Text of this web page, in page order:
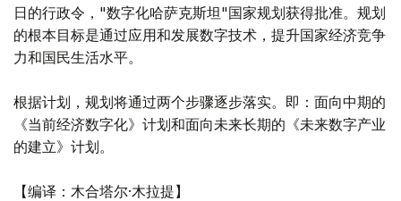
日的行政令，"数字化哈萨克斯坦"国家规划获得批准。规划
的根本目标是通过应用和发展数字技术，提升国家经济竞争
力和国民生活水平。
根据计划，规划将通过两个步骤逐步落实。即：面向中期的
《当前经济数字化》计划和面向未来长期的《未来数字产业
的建立》计划。
【编译：木合塔尔·木拉提】